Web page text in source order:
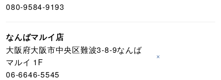
080-9584-9193
なんばマルイ店
大阪府大阪市中央区難波3-8-9なんば
マルイ 1F
06-6646-5545
×